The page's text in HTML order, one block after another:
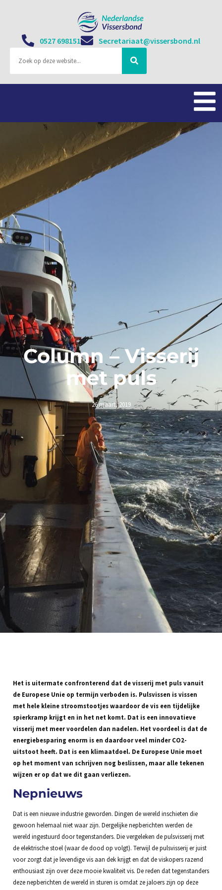
0527 698151 Secretariaat@vissersbond.nl
Column – Visserij
met puls
26 maart, 2019
Het is uitermate confronterend dat de visserij met puls vanuit
de Europese Unie op termijn verboden is. Pulsvissen is vissen
met hele kleine stroomstootjes waardoor de vis een tijdelijke
spierkramp krijgt en in het net komt. Dat is een innovatieve
visserij met meer voordelen dan nadelen. Het voordeel is dat de
energiebesparing enorm is en daardoor veel minder CO2-
uitstoot heeft. Dat is een klimaatdoel. De Europese Unie moet
op het moment van schrijven nog beslissen, maar alle tekenen
wijzen er op dat we dit gaan verliezen.
Nepnieuws
Dat is een nieuwe industrie geworden. Dingen de wereld inschieten die
gewoon helemaal niet waar zijn. Dergelijke nepberichten werden de
wereld ingestuurd door tegenstanders. Die vergeleken de pulsvisserij met
de elektrische stoel (waar de dood op volgt). Terwijl de pulsvisserij er juist
voor zorgt dat je levendige vis aan dek krijgt en dat de viskopers razend
enthousiast zijn over deze mooie kwaliteit vis. De reden dat tegenstanders
deze nepberichten de wereld in sturen is omdat ze jaloers zijn op deze